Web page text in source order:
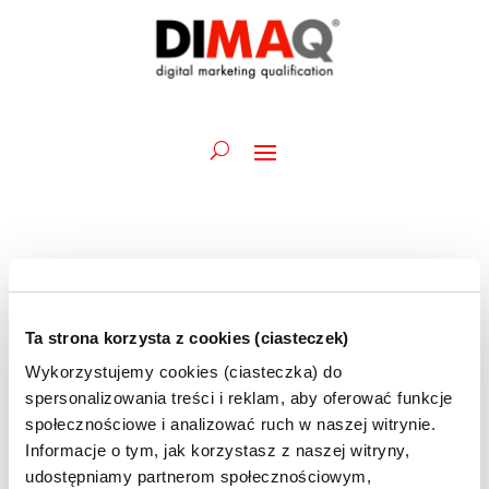
Ta strona korzysta z cookies (ciasteczek)
Wykorzystujemy cookies (ciasteczka) do
spersonalizowania treści i reklam, aby oferować funkcje
społecznościowe i analizować ruch w naszej witrynie.
Informacje o tym, jak korzystasz z naszej witryny,
udostępniamy partnerom społecznościowym,
Internetbeta 2024
InternetBeta to konferencja, która od 2009 roku
gromadzi w Rzeszowie ponad 500 przedstawicieli
branż związanych z nowymi technologiami i
marketingiem.